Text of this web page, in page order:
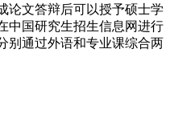
论文答辩后可以授予硕士学
中国研究生招生信息网进行
别通过外语和专业课综合两